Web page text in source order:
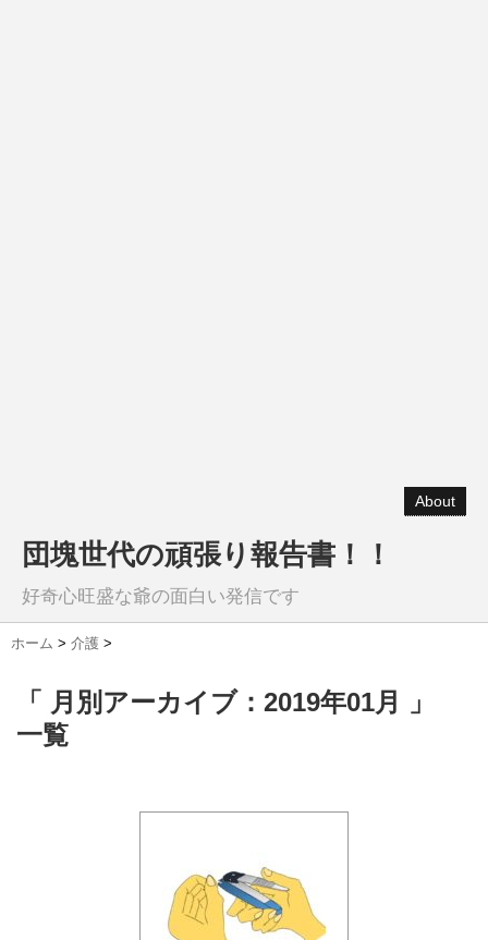
About
団塊世代の頑張り報告書！！
好奇心旺盛な爺の面白い発信です
ホーム > 介護 >
「 月別アーカイブ：2019年01月 」
一覧